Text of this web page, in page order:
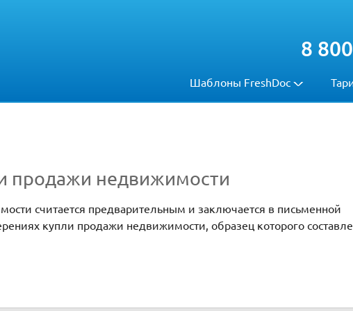
Шаблоны FreshDoc
8
продажи недвижимости
считается предварительным и заключается в письменной
купли продажи недвижимости, образец которого